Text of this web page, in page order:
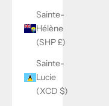
Sainte-
Hélène
(SHP £)
Sainte-
Lucie
(XCD $)